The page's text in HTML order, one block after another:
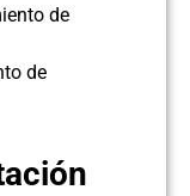
de
de